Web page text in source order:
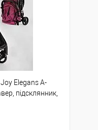
Порівняння
Elegans A-
підсклянник,